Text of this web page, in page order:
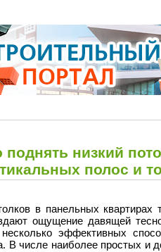
поднять низкий
полос и
в панельных
ощущение давящей
эффективных
В числе наиболее простых